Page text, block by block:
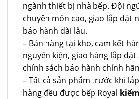
ngành thiết bị nhà bếp. Đội
chuyên môn cao, giao lắp đặt
bảo hành dài lâu.
– Bán hàng tại kho, cam kết
nguyên kiện, giao hàng lắp
chính sách bảo hành chính
– Tất cả sản phẩm trước khi
hàng đều được bếp Royal